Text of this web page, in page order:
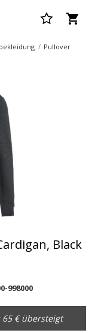
Pullover
Black
998000
65 € übersteigt